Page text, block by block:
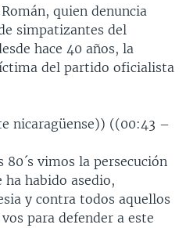
quien denuncia
simpatizantes del
hace 40 años, la
del partido oficialista
nicaragüense)) ((00:43 –
80´s vimos la persecución
habido asedio,
y contra todos aquellos
para defender a este